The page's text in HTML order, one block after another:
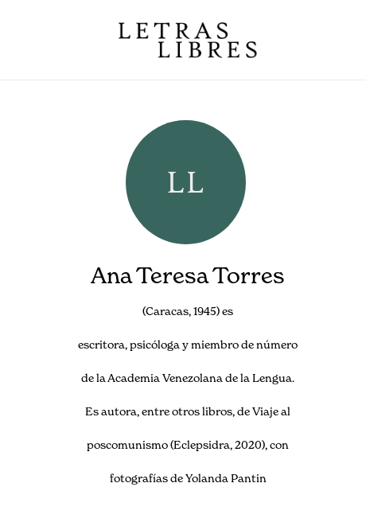
Ana Teresa Torres
(Caracas, 1945) es
escritora, psicóloga y miembro de número
de la Academia Venezolana de la Lengua.
Es autora, entre otros libros, de Viaje al
poscomunismo (Eclepsidra, 2020), con
fotografías de Yolanda Pantin